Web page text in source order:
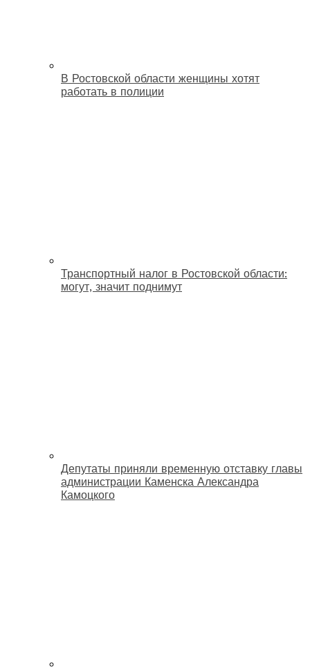
В Ростовской области женщины хотят
работать в полиции
Транспортный налог в Ростовской области:
могут, значит поднимут
Депутаты приняли временную отставку главы
администрации Каменска Александра
Камоцкого